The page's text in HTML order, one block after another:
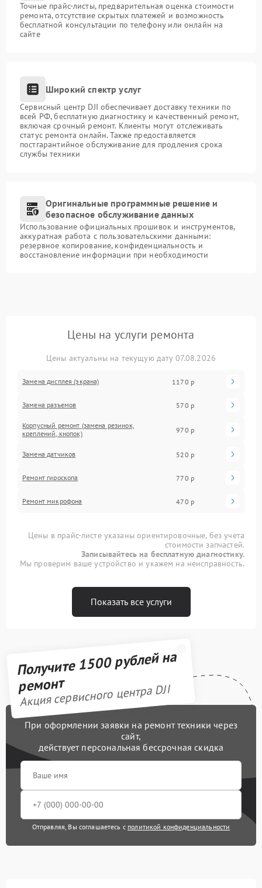
Точные прайс-листы, предварительная оценка стоимости
ремонта, отсутствие скрытых платежей и возможность
бесплатной консультации по телефону или онлайн на
сайте
Широкий спектр услуг
Сервисный центр DJI обеспечивает доставку техники по
всей РФ, бесплатную диагностику и качественный ремонт,
включая срочный ремонт. Клиенты могут отслеживать
статус ремонта онлайн. Также предоставляется
постгарантийное обслуживание для продления срока
службы техники
Оригинальные программные решение и
безопасное обслуживание данных
Использование официальных прошивок и инструментов,
аккуратная работа с пользовательскими данными:
резервное копирование, конфиденциальность и
восстановление информации при необходимости
Цены на услуги ремонта
Цены актуальны на текущую дату 07.08.2026
Замена дисплея (экрана) 1170 р
Замена разъемов 570 р
Корпусный ремонт (замена резинок,
креплений, кнопок)
970 р
Замена датчиков 520 р
Ремонт гироскопа 770 р
Ремонт микрофона 470 р
Цены в прайс-листе указаны ориентировочные, без учета
стоимости запчастей.
Записывайтесь на бесплатную диагностику.
Мы проверим ваше устройство и укажем на неисправность.
Показать все услуги
Получите 1500 рублей на
ремонт
Акция сервисного центра DJI
При оформлении заявки на ремонт техники через
сайт,
действует персональная бессрочная скидка
Отправляя, Вы соглашаетесь с политикой конфиденциальности